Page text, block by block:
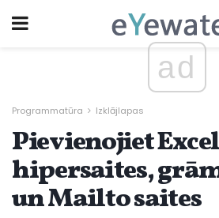
ad
Programmatūra Izklājlapas
Pievienojiet Excel
hipersaites,
un Mailto saites